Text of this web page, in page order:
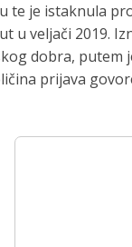
je istaknula
veljači 2019.
dobra, putem
prijava